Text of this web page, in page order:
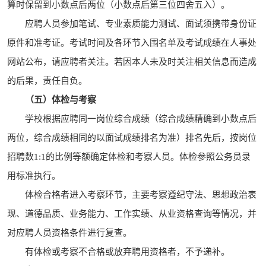
算时保留到小数点后两位（小数点后第三位四舍五入）。
应聘人员参加笔试、专业素质能力测试、面试须携带身份证
原件和准考证。考试时间及各环节入围名单及考试成绩在人事处
网站公布，请应聘者关注。若因本人未及时关注相关信息而造成
的后果，责任自负。
（五）体检与考察
学校根据应聘同一岗位综合成绩（综合成绩精确到小数点后
两位，综合成绩相同的以面试成绩排名为准）排名先后，按岗位
招聘数1:1的比例等额确定体检和考察人员。体检参照公务员录
用标准执行。
体检合格者进入考察环节，主要考察遵纪守法、思想政治表
现、道德品质、业务能力、工作实绩、从业资格查询等情况，并
对应聘人员资格条件进行复查。
有体检或考察不合格或放弃聘用资格者，不予递补。